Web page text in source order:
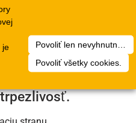
je
Povoliť všetky cookies.
k technickej chybe.
nej už pracuje.